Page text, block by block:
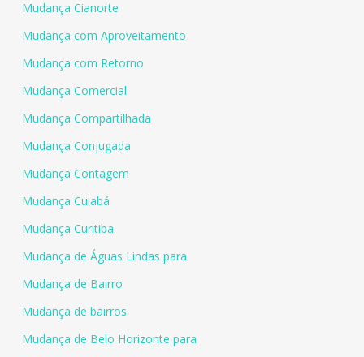
Mudança Cianorte
Mudança com Aproveitamento
Mudança com Retorno
Mudança Comercial
Mudança Compartilhada
Mudança Conjugada
Mudança Contagem
Mudança Cuiabá
Mudança Curitiba
Mudança de Águas Lindas para
Mudança de Bairro
Mudança de bairros
Mudança de Belo Horizonte para